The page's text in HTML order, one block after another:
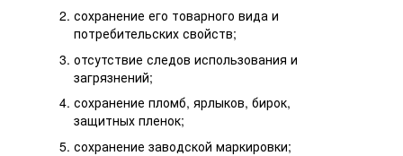
сохранение его товарного вида и
потребительских свойств;
отсутствие следов использования и
загрязнений;
сохранение пломб, ярлыков, бирок,
защитных пленок;
сохранение заводской маркировки;